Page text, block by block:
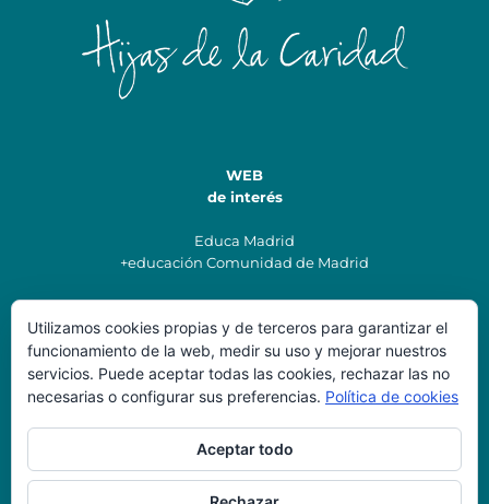
WEB
de interés
Educa Madrid
+educación Comunidad de Madrid
Datos de
Contacto
Colegio Santísima Trinidad
secretaria@colegiostrinidadvillalba.es
Teléfonos: 91 85 00 220
Dirección: C/ Morales Antuñano, 7, Collado Villalba, 28400,
Madrid
Utilizamos cookies propias y de terceros para garantizar el
funcionamiento de la web, medir su uso y mejorar nuestros
servicios. Puede aceptar todas las cookies, rechazar las no
necesarias o configurar sus preferencias. Política de cookies
Aceptar todo